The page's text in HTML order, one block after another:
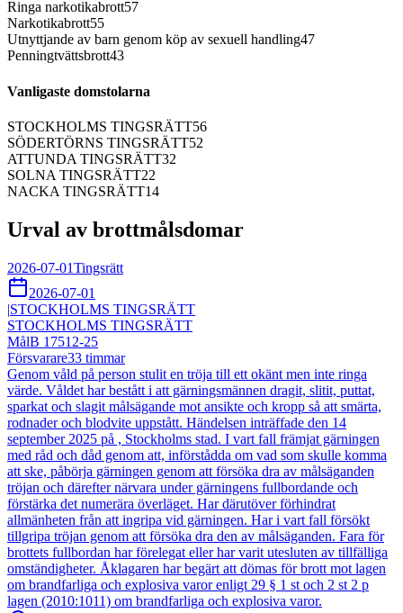
Ringa narkotikabrott57
Narkotikabrott55
Utnyttjande av barn genom köp av sexuell handling47
Penningtvättsbrott43
Vanligaste domstolarna
STOCKHOLMS TINGSRÄTT56
SÖDERTÖRNS TINGSRÄTT52
ATTUNDA TINGSRÄTT32
SOLNA TINGSRÄTT22
NACKA TINGSRÄTT14
Urval av brottmålsdomar
2026-07-01Tingsrätt
2026-07-01
|STOCKHOLMS TINGSRÄTT
STOCKHOLMS TINGSRÄTT
MålB 17512-25
Försvarare33 timmar
Genom våld på person stulit en tröja till ett okänt men inte ringa
värde. Våldet har bestått i att gärningsmännen dragit, slitit, puttat,
sparkat och slagit målsägande mot ansikte och kropp så att smärta,
rodnader och blodvite uppstått. Händelsen inträffade den 14
september 2025 på , Stockholms stad. I vart fall främjat gärningen
med råd och dåd genom att, införstådda om vad som skulle komma
att ske, påbörja gärningen genom att försöka dra av målsäganden
tröjan och därefter närvara under gärningens fullbordande och
förstärka det numerära överläget. Har därutöver förhindrat
allmänheten från att ingripa vid gärningen. Har i vart fall försökt
tillgripa tröjan genom att försöka dra den av målsäganden. Fara för
brottets fullbordan har förelegat eller har varit utesluten av tillfälliga
omständigheter. Åklagaren har begärt att dömas för brott mot lagen
om brandfarliga och explosiva varor enligt 29 § 1 st och 2 st 2 p
lagen (2010:1011) om brandfarliga och explosiva varor.